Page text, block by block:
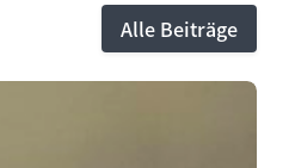
Alle Beiträge